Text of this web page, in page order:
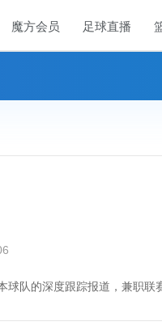
魔方会员 足球直播
队的深度跟踪报道，兼职联